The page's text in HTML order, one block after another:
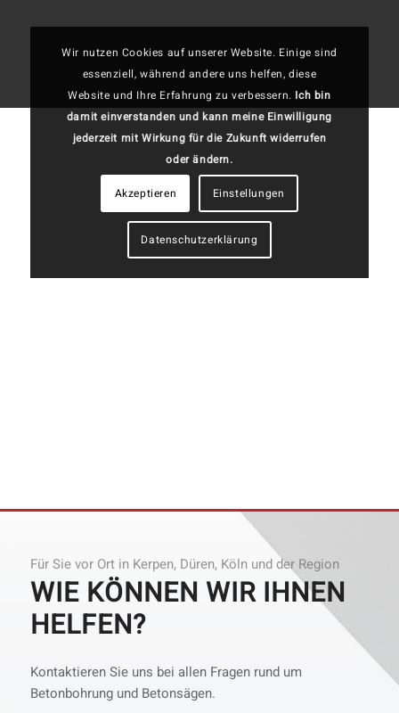
Für Sie vor Ort in Kerpen, Düren, Köln und der Region
WIE KÖNNEN WIR IHNEN
HELFEN?
Kontaktieren Sie uns bei allen Fragen rund um
Betonbohrung und Betonsägen.
Wir nutzen Cookies auf unserer Website. Einige sind
essenziell, während andere uns helfen, diese
Website und Ihre Erfahrung zu verbessern. Ich bin
damit einverstanden und kann meine Einwilligung
jederzeit mit Wirkung für die Zukunft widerrufen
oder ändern.
Akzeptieren Einstellungen
Datenschutzerklärung